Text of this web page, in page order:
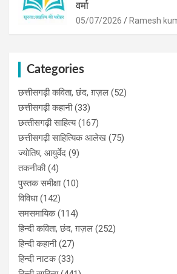
वर्मा
05/07/2026 Ramesh
Categories
छत्तीसगढ़ी कविता, छंद, ग़ज़ल (52)
छत्तीसगढ़ी कहानी(33)
छत्‍तीसगढ़ी साहित्‍य(167)
छत्तीसगढ़ी साहित्यिक आलेख (75)
ज्योतिष, आयुर्वेद (9)
तकनीकी(4)
पुस्‍तक समीक्षा(10)
विविधा(142)
समसमायिक(114)
हिन्दी कविता, छंद, ग़ज़ल (252)
हिन्दी कहानी(27)
हिन्‍दी नाटक(33)